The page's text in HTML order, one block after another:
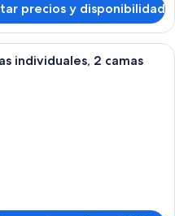
precios y disponibilidad
habitación de hotel moderna
individuales, 2 camas